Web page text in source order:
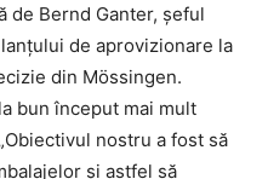
de Bernd Ganter, șeful
de aprovizionare la
din Mössingen.
bun început mai mult
nostru a fost să
și astfel să